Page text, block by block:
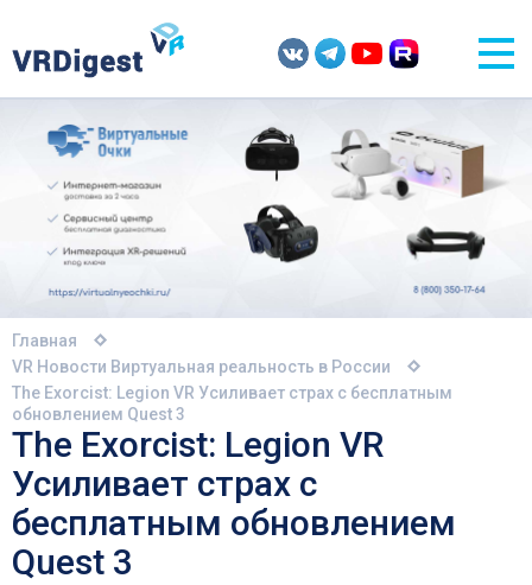
Главная
VR Новости Виртуальная реальность в России
The Exorcist: Legion VR Усиливает страх с бесплатным
обновлением Quest 3
The Exorcist: Legion VR
Усиливает страх с
бесплатным обновлением
Quest 3